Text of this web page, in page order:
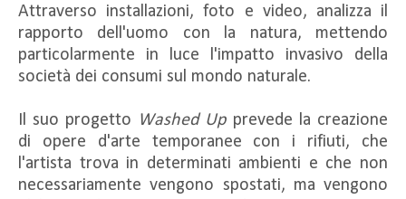
Attraverso installazioni, foto e video, analizza il
rapporto dell'uomo con la natura, mettendo
particolarmente in luce l'impatto invasivo della
società dei consumi sul mondo naturale.
Il suo progetto Washed Up prevede la creazione
di opere d'arte temporanee con i rifiuti, che
l'artista trova in determinati ambienti e che non
necessariamente vengono spostati, ma vengono